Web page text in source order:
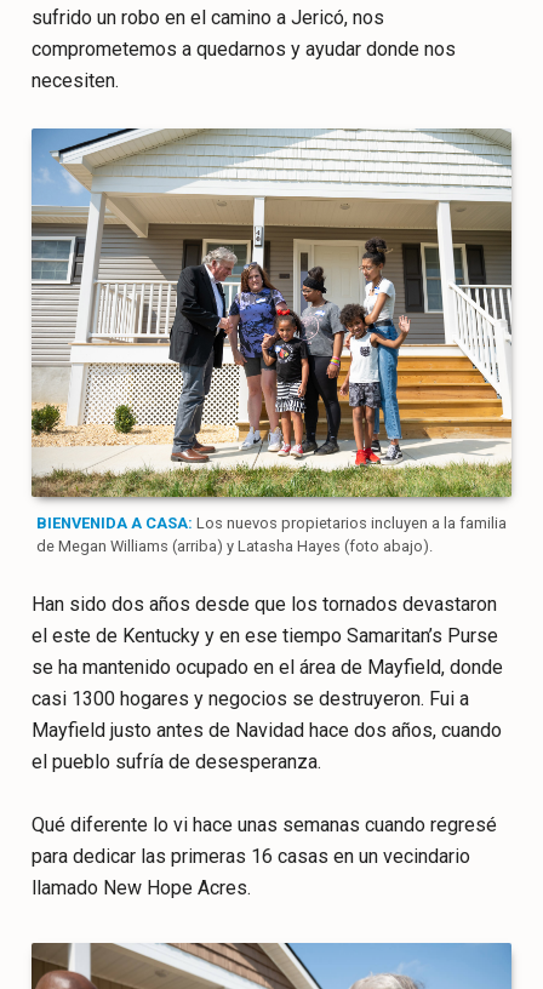
sufrido un robo en el camino a Jericó, nos
comprometemos a quedarnos y ayudar donde nos
necesiten.
BIENVENIDA A CASA: Los nuevos propietarios incluyen a la familia
de Megan Williams (arriba) y Latasha Hayes (foto abajo).
Han sido dos años desde que los tornados devastaron
el este de Kentucky y en ese tiempo Samaritan’s Purse
se ha mantenido ocupado en el área de Mayfield, donde
casi 1300 hogares y negocios se destruyeron. Fui a
Mayfield justo antes de Navidad hace dos años, cuando
el pueblo sufría de desesperanza.
Qué diferente lo vi hace unas semanas cuando regresé
para dedicar las primeras 16 casas en un vecindario
llamado New Hope Acres.